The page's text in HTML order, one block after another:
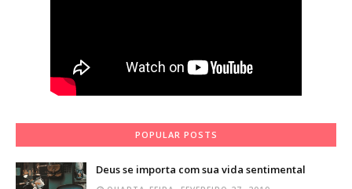
POPULAR POSTS
Deus se importa com sua vida sentimental